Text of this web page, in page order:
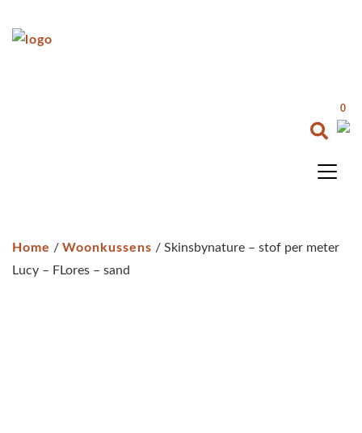
0
Home / Woonkussens / Skinsbynature – stof per meter
Lucy – FLores – sand